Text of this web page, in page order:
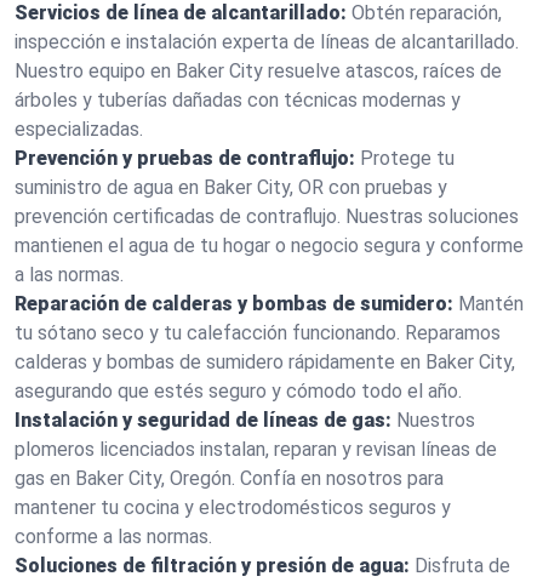
Servicios de línea de alcantarillado: Obtén reparación,
inspección e instalación experta de líneas de alcantarillado.
Nuestro equipo en Baker City resuelve atascos, raíces de
árboles y tuberías dañadas con técnicas modernas y
especializadas.
Prevención y pruebas de contraflujo: Protege tu
suministro de agua en Baker City, OR con pruebas y
prevención certificadas de contraflujo. Nuestras soluciones
mantienen el agua de tu hogar o negocio segura y conforme
a las normas.
Reparación de calderas y bombas de sumidero: Mantén
tu sótano seco y tu calefacción funcionando. Reparamos
calderas y bombas de sumidero rápidamente en Baker City,
asegurando que estés seguro y cómodo todo el año.
Instalación y seguridad de líneas de gas: Nuestros
plomeros licenciados instalan, reparan y revisan líneas de
gas en Baker City, Oregón. Confía en nosotros para
mantener tu cocina y electrodomésticos seguros y
conforme a las normas.
Soluciones de filtración y presión de agua: Disfruta de